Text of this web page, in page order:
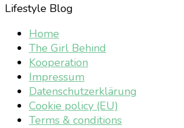
Lifestyle Blog
Home
The Girl Behind
Kooperation
Impressum
Datenschutzerklärung
Cookie policy (EU)
Terms & conditions